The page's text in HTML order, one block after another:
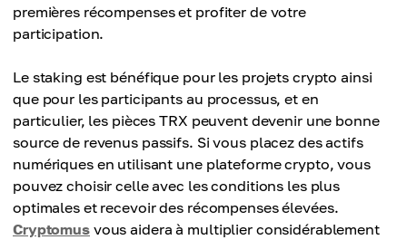
premières récompenses et profiter de votre
participation.
Le staking est bénéfique pour les projets crypto ainsi
que pour les participants au processus, et en
particulier, les pièces TRX peuvent devenir une bonne
source de revenus passifs. Si vous placez des actifs
numériques en utilisant une plateforme crypto, vous
pouvez choisir celle avec les conditions les plus
optimales et recevoir des récompenses élevées.
Cryptomusvous aidera à multiplier considérablement